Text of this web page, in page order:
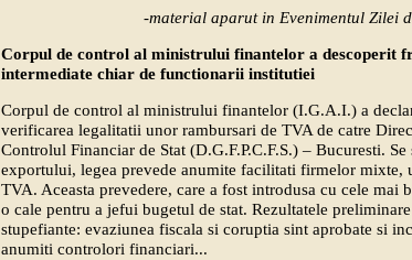
-material aparut in Evenimentul Zilei
Corpul de control al ministrului finantelor a descoperit
intermediate chiar de functionarii institutiei
Corpul de control al ministrului finantelor (I.G.A.I.) a
verificarea legalitatii unor rambursari de TVA de catre
Controlul Financiar de Stat (D.G.F.P.C.F.S.) – Bucuresti.
exportului, legea prevede anumite facilitati firmelor mixte,
TVA. Aceasta prevedere, care a fost introdusa cu cele mai
o cale pentru a jefui bugetul de stat. Rezultatele
stupefiante: evaziunea fiscala si coruptia sint aprobate si
anumiti controlori financiari...